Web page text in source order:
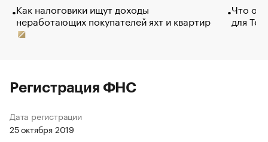
Как налоговики ищут доходы
неработающих покупателей яхт и квартир
Что
для
Регистрация ФНС
Дата регистрации
25 октября 2019